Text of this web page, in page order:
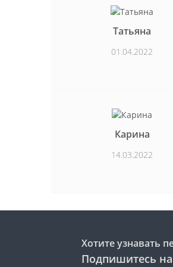
Татьяна
01.04.2022
Карина
14.03.2022
Хотите узнавать
Подпишитесь